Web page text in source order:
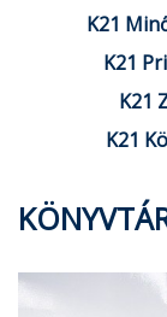
K21
K21
K21
K21